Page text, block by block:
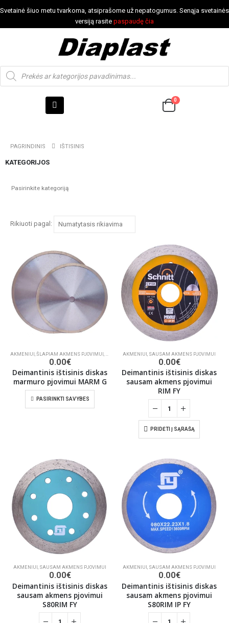
Svetainė šiuo metu tvarkoma, atsiprašome už nepatogumus. Senąja svetainės
versiją rasite paspaudę čia
0
PAGRINDINIS IŠTISINIS
KATEGORIJOS
Rikiuoti pagal:
AKMENIUI ŠLAPIAM AKMENS PJOVIMUI DEIMANTINIAI PJŪKLAI
0.00€
Deimantinis ištisinis diskas
marmuro pjovimui MARM G
PASIRINKTI SAVYBES
AKMENIUI SAUSAM AKMENS PJOVIMUI
0.00€
Deimantinis ištisinis diskas
sausam akmens pjovimui
RIM FY
PRIDĖTI Į SĄRAŠĄ
AKMENIUI SAUSAM AKMENS PJOVIMUI
0.00€
Deimantinis ištisinis diskas
sausam akmens pjovimui
S80RIM FY
AKMENIUI SAUSAM AKMENS PJOVIMUI
0.00€
Deimantinis ištisinis diskas
sausam akmens pjovimui
S80RIM IP FY